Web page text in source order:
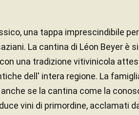
una tappa imprescindibile
La cantina di Léon Beyer è
una tradizione vitivinicola
dell' intera regione. La
se la cantina come la
vini di primordine, acclamati